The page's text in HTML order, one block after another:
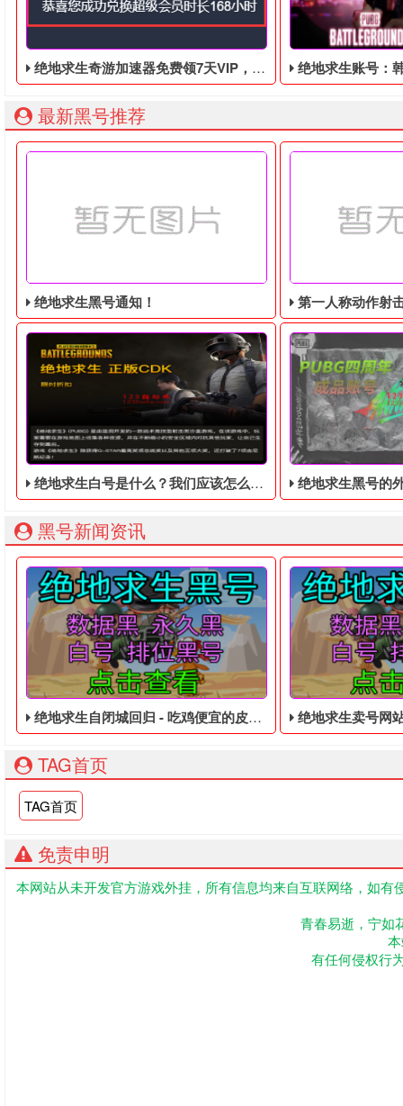
绝地求生奇游加速器免费领7天VIP，合计168小时 绝地求生账号：韩国人气K-pop组合
最新黑号推荐
绝地求生黑号通知！
绝地求生黑号： 质保时间内找回换号！ 绝地求生白号： 四无
第一人称动作射击游戏《绝地
2036年，世界上
绝地求生白号是什么？我们应该怎么去购买？
绝地求生白号在哪里买，一般使用这样的号码大多数都是还
绝地求生黑号的外挂一直很多，
绝地求生黑号的
黑号新闻资讯
绝地求生自闭城回归 - 吃鸡便宜的皮肤白号 绝地求生卖号网站 -
TAG首页
TAG首页
免责申明
本网站从未开发官方游戏外挂，所有信息均来自互联网络，如
青春易逝，宁如
有任何侵权行